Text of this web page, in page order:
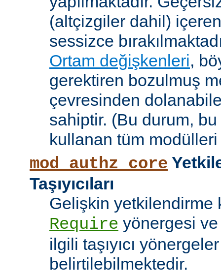
(altçizgiler dahil)
sessizce
Ortam değişkenleri,
gerektiren bozulmuş
çevresinden
sahiptir. (Bu durum,
kullanan tüm
mod_authz_core
Taşıyıcıları
Gelişkin yetkilendirme
Require yönergesi
ilgili taşıyıcı
belirtilebilmektedir.